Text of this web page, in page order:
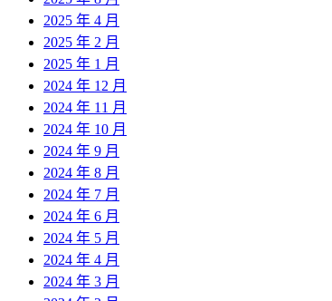
2025 年 4 月
2025 年 2 月
2025 年 1 月
2024 年 12 月
2024 年 11 月
2024 年 10 月
2024 年 9 月
2024 年 8 月
2024 年 7 月
2024 年 6 月
2024 年 5 月
2024 年 4 月
2024 年 3 月